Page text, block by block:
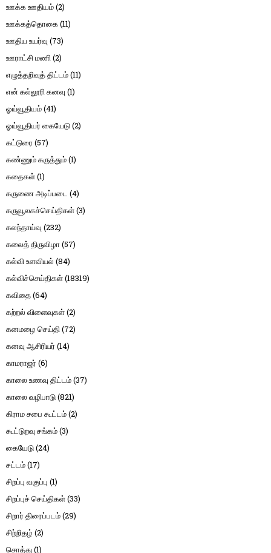
ஊக்க ஊதியம்(2)
ஊக்கத்தொகை(11)
ஊதிய உயர்வு (73)
ஊராட்சி மணி(2)
எழுத்தறிவுத் திட்டம்(11)
என் கல்லூரி கனவு (1)
ஓய்வூதியம்(41)
ஓய்வூதியர் கையேடு(2)
கட்டுரை (57)
கண்ணும் கருத்தும்(1)
கதைகள்(1)
கருணை அடிப்படை (4)
கருவூலகச்செய்திகள்(3)
கலந்தாய்வு (232)
கலைத் திருவிழா (57)
கல்வி உளவியல் (84)
கல்விச்செய்திகள்(18319)
கவிதை(64)
கற்றல் விளைவுகள்(2)
கனமழை செய்தி(72)
கனவு ஆசிரியர் (14)
காமராஜர் (6)
காலை உணவு திட்டம்(37)
காலை வழிபாடு(821)
கிராம சபை கூட்டம்(2)
கூட்டுறவு சங்கம்(3)
கையேடு(24)
சட்டம்(17)
சிறப்பு வகுப்பு (1)
சிறப்புச் செய்திகள்(33)
சிறார் திரைப்படம்(29)
சிற்றிதழ் (2)
சொத்து(1)